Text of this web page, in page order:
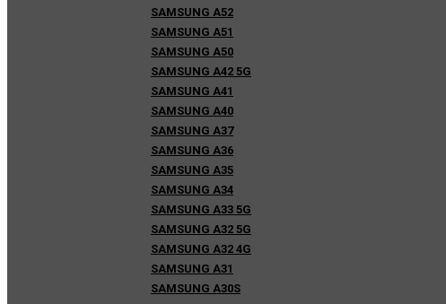
SAMSUNG A52
SAMSUNG A51
SAMSUNG A50
SAMSUNG A42 5G
SAMSUNG A41
SAMSUNG A40
SAMSUNG A37
SAMSUNG A36
SAMSUNG A35
SAMSUNG A34
SAMSUNG A33 5G
SAMSUNG A32 5G
SAMSUNG A32 4G
SAMSUNG A31
SAMSUNG A30S